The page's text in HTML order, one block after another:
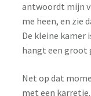
antwoordt mijn
me heen, en zie
De kleine kamer
hangt een groot
Net op dat
met een